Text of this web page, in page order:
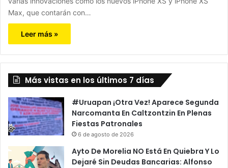
Max, que contarán con…
Leer más »
Más vistas en los últimos 7 días
#Uruapan ¡Otra Vez! Aparece Segunda
Narcomanta En Caltzontzin En Plenas
Fiestas Patronales
6 de agosto de 2026
Ayto De Morelia NO Está En Quiebra Y Lo
Dejaré Sin Deudas Bancarias: Alfonso